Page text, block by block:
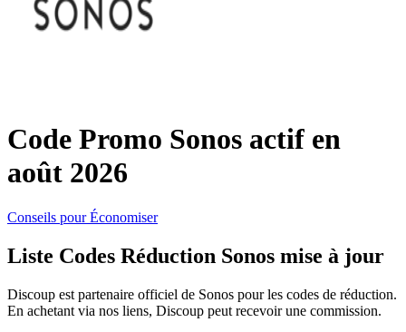
ManoMano
Samsung
Guess
Europcar
Vêtements et
chaussures
transport
Beauté et
santé
Code Promo Sonos actif en
août 2026
Conseils pour Économiser
Liste Codes Réduction Sonos mise à jour
Discoup est partenaire officiel de Sonos pour les codes de réduction.
En achetant via nos liens, Discoup peut recevoir une commission.